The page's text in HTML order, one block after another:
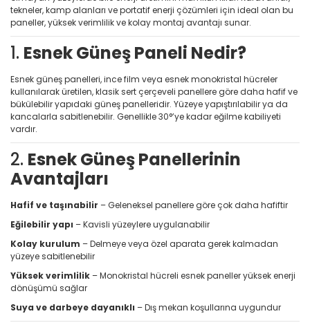
tekneler, kamp alanları ve portatif enerji çözümleri için ideal olan bu
paneller, yüksek verimlilik ve kolay montaj avantajı sunar.
1. Esnek Güneş Paneli Nedir?
Esnek güneş panelleri, ince film veya esnek monokristal hücreler
kullanılarak üretilen, klasik sert çerçeveli panellere göre daha hafif ve
bükülebilir yapıdaki güneş panelleridir. Yüzeye yapıştırılabilir ya da
kancalarla sabitlenebilir. Genellikle 30°’ye kadar eğilme kabiliyeti
vardır.
2. Esnek Güneş Panellerinin
Avantajları
Hafif ve taşınabilir – Geleneksel panellere göre çok daha hafiftir
Eğilebilir yapı – Kavisli yüzeylere uygulanabilir
Kolay kurulum – Delmeye veya özel aparata gerek kalmadan
yüzeye sabitlenebilir
Yüksek verimlilik – Monokristal hücreli esnek paneller yüksek enerji
dönüşümü sağlar
Suya ve darbeye dayanıklı – Dış mekan koşullarına uygundur